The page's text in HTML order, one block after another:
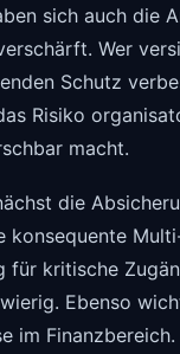
sich auch die
Wer
Schutz
Risiko
macht.
die
konsequente
für kritische
Ebenso
im